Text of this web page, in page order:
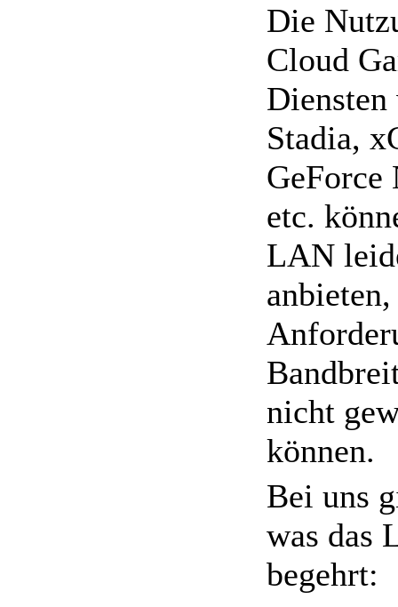
Die
Cloud
Stadia,
GeForce
etc.
LAN
nicht
können.
Bei uns
was das
begehrt: